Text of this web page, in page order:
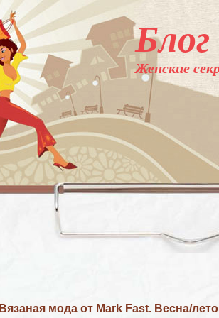
Женские
Вязаная мода от Mark Fast. Весна/